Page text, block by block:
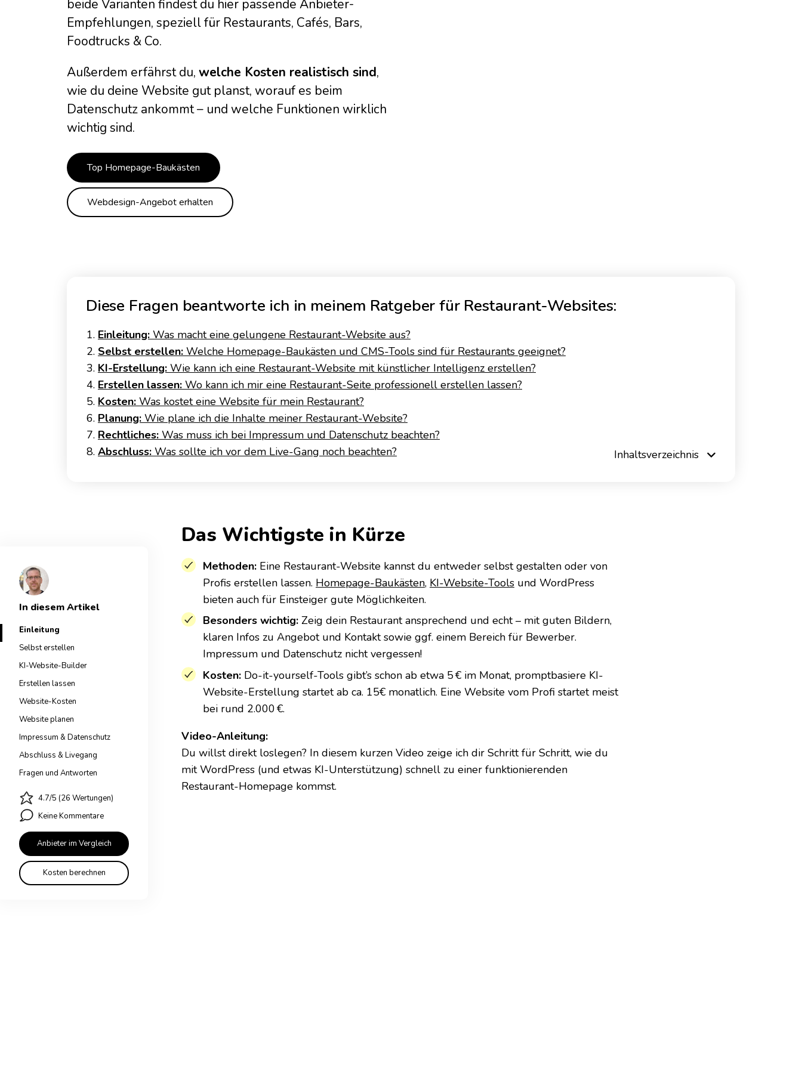
beide Varianten findest du hier passende Anbieter-
Empfehlungen, speziell für Restaurants, Cafés, Bars,
Foodtrucks & Co.
Außerdem erfährst du, welche Kosten realistisch sind,
wie du deine Website gut planst, worauf es beim
Datenschutz ankommt – und welche Funktionen wirklich
wichtig sind.
Top Homepage-Baukästen
Webdesign-Angebot erhalten
Diese Fragen beantworte ich in meinem Ratgeber für Restaurant-Websites:
Einleitung: Was macht eine gelungene Restaurant-Website aus?
Selbst erstellen: Welche Homepage-Baukästen und CMS-Tools sind für Restaurants geeignet?
KI-Erstellung: Wie kann ich eine Restaurant-Website mit künstlicher Intelligenz erstellen?
Erstellen lassen: Wo kann ich mir eine Restaurant-Seite professionell erstellen lassen?
Kosten: Was kostet eine Website für mein Restaurant?
Planung: Wie plane ich die Inhalte meiner Restaurant-Website?
Rechtliches: Was muss ich bei Impressum und Datenschutz beachten?
Abschluss: Was sollte ich vor dem Live-Gang noch beachten? Inhaltsverzeichnis
In diesem Artikel
Einleitung
Selbst erstellen
KI-Website-Builder
Erstellen lassen
Website-Kosten
Website planen
Impressum & Datenschutz
Abschluss & Livegang
Fragen und Antworten
4.7/5 (26 Wertungen)
Keine Kommentare
Anbieter im Vergleich
Kosten berechnen
Das Wichtigste in Kürze
Methoden: Eine Restaurant-Website kannst du entweder selbst gestalten oder von
Profis erstellen lassen. Homepage-Baukästen, KI-Website-Tools und WordPress
bieten auch für Einsteiger gute Möglichkeiten.
Besonders wichtig: Zeig dein Restaurant ansprechend und echt – mit guten Bildern,
klaren Infos zu Angebot und Kontakt sowie ggf. einem Bereich für Bewerber.
Impressum und Datenschutz nicht vergessen!
Kosten: Do-it-yourself-Tools gibt’s schon ab etwa 5 € im Monat, promptbasiere KI-
Website-Erstellung startet ab ca. 15€ monatlich. Eine Website vom Profi startet meist
bei rund 2.000 €.
Video-Anleitung:
Du willst direkt loslegen? In diesem kurzen Video zeige ich dir Schritt für Schritt, wie du
mit WordPress (und etwas KI-Unterstützung) schnell zu einer funktionierenden
Restaurant-Homepage kommst.